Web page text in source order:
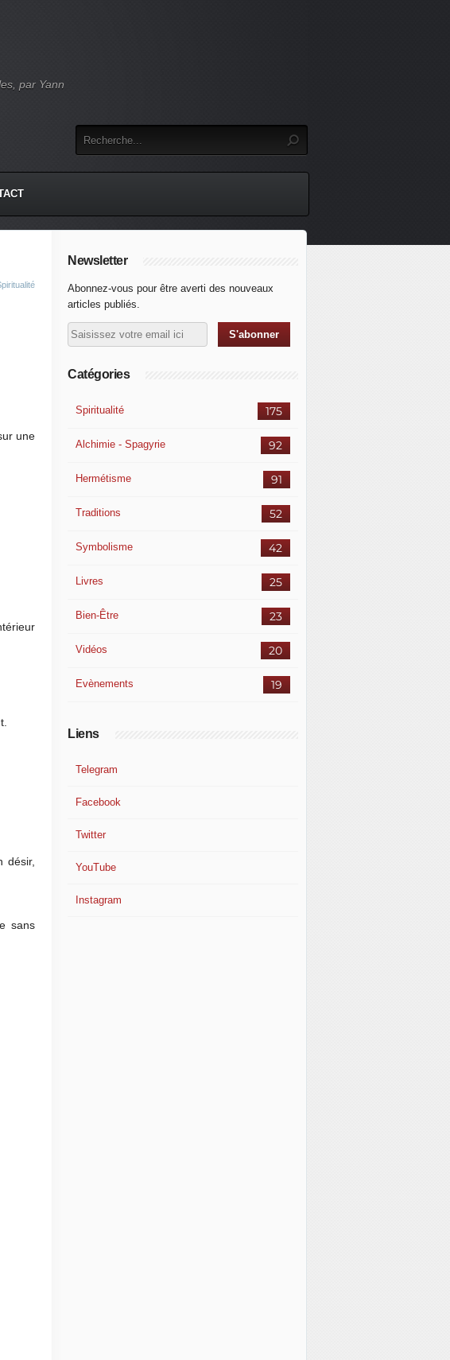
par Yann
une
désir,
sans
Newsletter
Abonnez-vous pour être averti des nouveaux
articles publiés.
Catégories
175
Spiritualité
92
Alchimie - Spagyrie
91
Hermétisme
52
Traditions
42
Symbolisme
25
Livres
23
Bien-Être
20
Vidéos
19
Evènements
Liens
Telegram
Facebook
Twitter
YouTube
Instagram